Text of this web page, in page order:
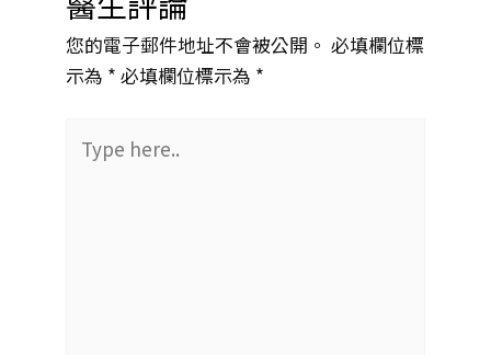
您的電子郵件地址不會被公開。 必填欄位標
示為 * 必填欄位標示為 *
here..